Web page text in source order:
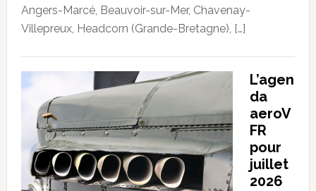
Angers-Marcé, Beauvoir-sur-Mer, Chavenay-
Villepreux, Headcorn (Grande-Bretagne), […]
L’agen
da
aeroV
FR
pour
juillet
2026